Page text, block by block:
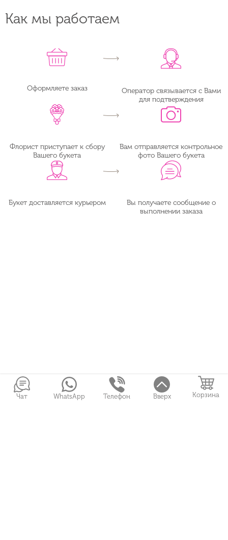
Как мы работаем
Оформляете заказ
Оператор связывается с Вами
для подтверждения
Флорист приступает к сбору
Вашего букета
Вам отправляется контрольное
фото Вашего букета
Букет доставляется курьером
Вы получаете сообщение о
выполнении заказа
Чат WhatsApp Телефон Вверх Корзина